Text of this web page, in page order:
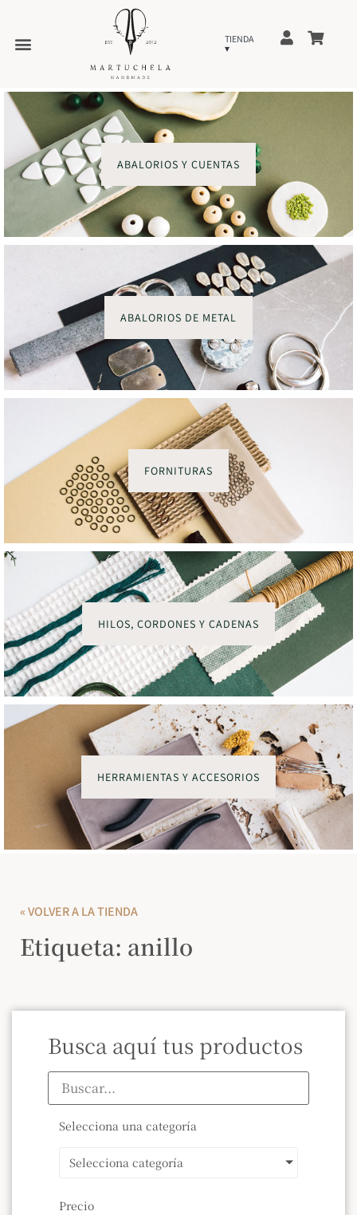
ABALORIOS Y CUENTAS
ABALORIOS DE METAL
FORNITURAS
HILOS, CORDONES Y CADENAS
HERRAMIENTAS Y ACCESORIOS
« VOLVER A LA TIENDA
Etiqueta: anillo
Busca aquí tus productos
Selecciona una categoría
Selecciona categoría
Precio